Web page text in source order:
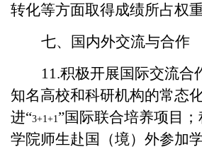
转化等方面取得成绩所占权重
七、国内外交流与合作
11.积极开展国际交流合
知名高校和科研机构的常态
进“3+1+1”国际联合培养项目
学院师生赴国（境）外参加